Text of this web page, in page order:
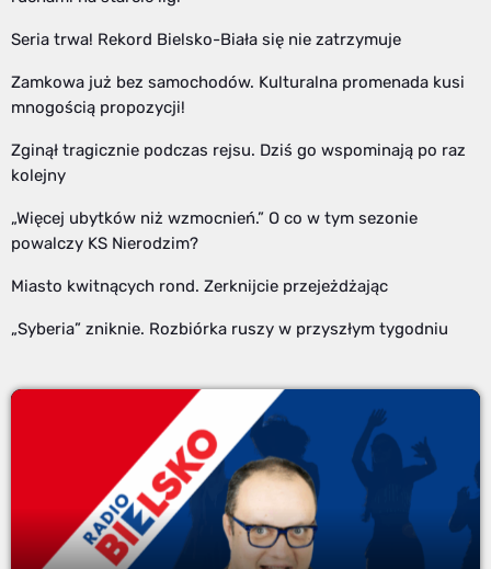
Seria trwa! Rekord Bielsko-Biała się nie zatrzymuje
Zamkowa już bez samochodów. Kulturalna promenada kusi
mnogością propozycji!
Zginął tragicznie podczas rejsu. Dziś go wspominają po raz
kolejny
„Więcej ubytków niż wzmocnień.” O co w tym sezonie
powalczy KS Nierodzim?
Miasto kwitnących rond. Zerknijcie przejeżdżając
„Syberia” zniknie. Rozbiórka ruszy w przyszłym tygodniu